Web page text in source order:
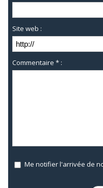
Site web :
Commentaire * :
Me notifier l'arrivée de